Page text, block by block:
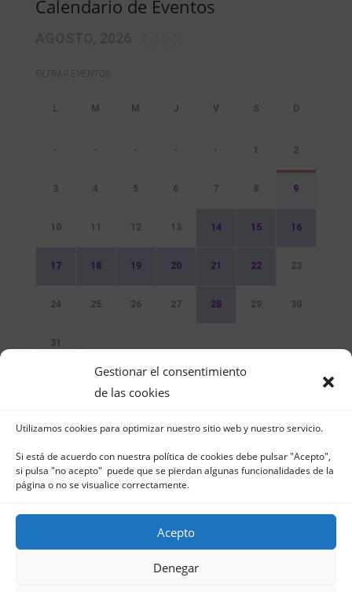
Gestionar el consentimiento
de las cookies
Utilizamos cookies para optimizar nuestro sitio web y nuestro servicio.
Si está de acuerdo con nuestra política de cookies debe pulsar "Acepto",
si pulsa "no acepto" puede que se pierdan algunas funcionalidades de la
página o no se visualice correctamente.
Acepto
Denegar
Calendario de Eventos
- - - - - 1 2
3 4 5 6 7 8 9
10 11 12 13 14 15 16
17 18 19 20 21 22 23
24 25 26 27 28 29 30
31
Sin Eventos
Club Naútico de Jávea - Muelle Norte s/n |
03730 Jávea – España | Tel. 965 791 025 | Fax.
965 796 008 | info@cnjavea.net
de Cookies